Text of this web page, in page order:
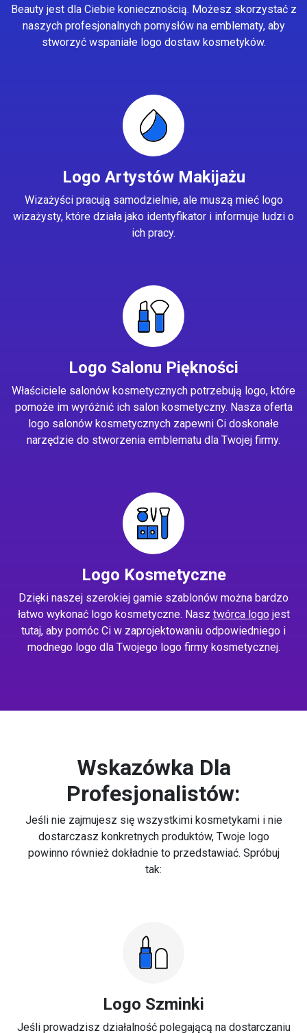
Beauty jest dla Ciebie koniecznością. Możesz skorzystać z
naszych profesjonalnych pomysłów na emblematy, aby
stworzyć wspaniałe logo dostaw kosmetyków.
Logo Artystów Makijażu
Wizażyści pracują samodzielnie, ale muszą mieć logo
wizażysty, które działa jako identyfikator i informuje ludzi o
ich pracy.
Logo Salonu Piękności
Właściciele salonów kosmetycznych potrzebują logo, które
pomoże im wyróżnić ich salon kosmetyczny. Nasza oferta
logo salonów kosmetycznych zapewni Ci doskonałe
narzędzie do stworzenia emblematu dla Twojej firmy.
Logo Kosmetyczne
Dzięki naszej szerokiej gamie szablonów można bardzo
łatwo wykonać logo kosmetyczne. Nasz twórca logojest
tutaj, aby pomóc Ci w zaprojektowaniu odpowiedniego i
modnego logo dla Twojego logo firmy kosmetycznej.
Wskazówka Dla
Profesjonalistów:
Jeśli nie zajmujesz się wszystkimi kosmetykami i nie
dostarczasz konkretnych produktów, Twoje logo
powinno również dokładnie to przedstawiać. Spróbuj
tak:
Logo Szminki
Jeśli prowadzisz działalność polegającą na dostarczaniu